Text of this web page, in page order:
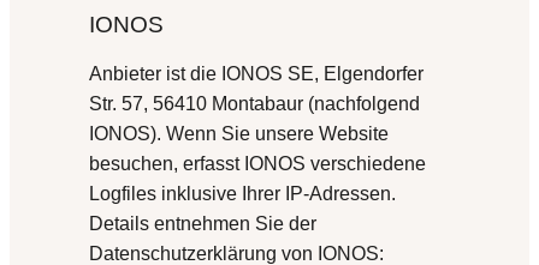
IONOS
Anbieter ist die IONOS SE, Elgendorfer
Str. 57, 56410 Montabaur (nachfolgend
IONOS). Wenn Sie unsere Website
besuchen, erfasst IONOS verschiedene
Logfiles inklusive Ihrer IP-Adressen.
Details entnehmen Sie der
Datenschutzerklärung von IONOS: